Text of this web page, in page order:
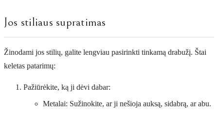
Jos stiliaus supratimas
Žinodami jos stilių, galite lengviau pasirinkti tinkamą drabužį. Štai
keletas patarimų:
Pažiūrėkite, ką ji dėvi dabar:
Metalai: Sužinokite, ar ji nešioja auksą, sidabrą, ar abu.